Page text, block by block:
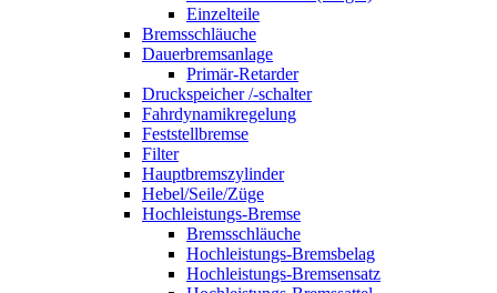
Einzelteile
Bremsschläuche
Dauerbremsanlage
Primär-Retarder
Druckspeicher /-schalter
Fahrdynamikregelung
Feststellbremse
Filter
Hauptbremszylinder
Hebel/Seile/Züge
Hochleistungs-Bremse
Bremsschläuche
Hochleistungs-Bremsbelag
Hochleistungs-Bremsensatz